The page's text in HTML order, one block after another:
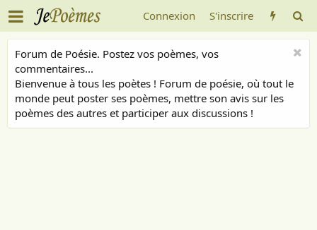
Connexion S'inscrire
Forum de Poésie. Postez vos poèmes, vos
commentaires...
Bienvenue à tous les poètes ! Forum de poésie, où tout le
monde peut poster ses poèmes, mettre son avis sur les
poèmes des autres et participer aux discussions !